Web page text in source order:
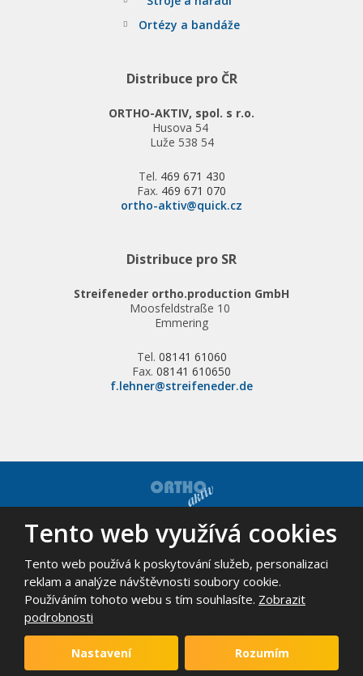
Ortézy a bandáže
Distribuce pro ČR
ORTHO-AKTIV, spol. s r.o.
Husova 54
Luže 538 54
Tel. 469 671 430
Fax. 469 671 070
ortho-aktiv@quick.cz
Distribuce pro SR
Streifeneder ortho.production GmbH
Moosfeldstraße 10
Emmering
Tel. 08141 61060
Fax. 08141 610650
f.lehner@streifeneder.de
© 2026, ORTHO-AKTIV, spol. s r.o. - všechna práva vyhrazena
Mapa stránek | Podmínky použití
VYROBILA
Tento web je chráněn pomocí Google ReCAPTCHA a platí pro něj
zásady ochrany osobních údajů a smluvní podmínky
Tento web využívá cookies
Tento web používá k poskytování služeb, personalizaci
reklam a analýze návštěvnosti soubory cookie.
Používáním tohoto webu s tím souhlasíte. Zobrazit
podrobnosti
Nastavení Rozumím